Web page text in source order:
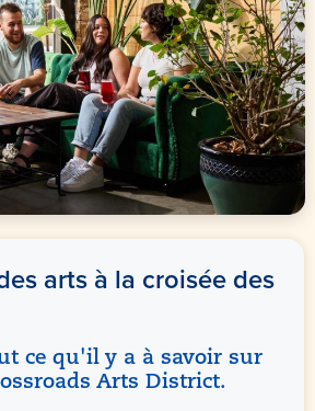
arts à la croisée des
ce qu'il y a à savoir sur
Arts District.